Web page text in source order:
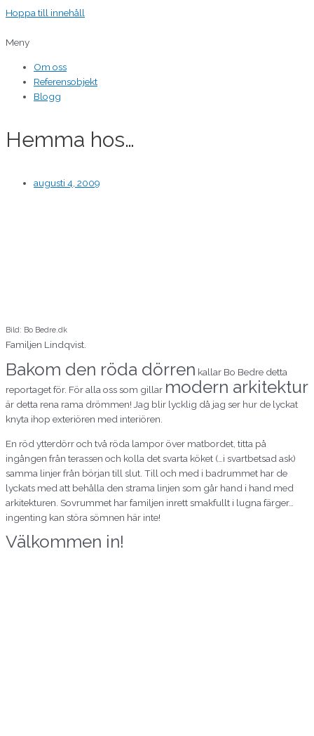
Hoppa till innehåll
Meny
Om oss
Referensobjekt
Blogg
Hemma hos…
augusti 4, 2009
Bild: Bo Bedre.dk
Familjen Lindqvist.
Bakom den röda dörren kallar Bo Bedre detta
reportaget för. För alla oss som gillar modern arkitektur
är detta rena rama drömmen! Jag blir lycklig då jag ser hur de lyckat
knyta ihop exteriören med interiören.
En röd ytterdörr och två röda lampor över matbordet, titta på
ingången från terassen och kolla det svarta köket (…i svartbetsad ask)
samma linjer från början till slut. Till och med i badrummet har de
lyckats med att behålla den strama linjen som går hand i hand med
arkitekturen. Sovrummet har familjen inrett smakfullt i lugna färger…
ingenting kan störa sömnen här inte!
Välkommen in!